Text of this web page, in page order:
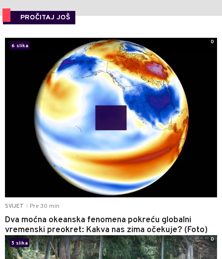
PROČITAJ JOŠ
SVIJET Pre 30 min
Dva moćna okeanska fenomena pokreću globalni
vremenski preokret: Kakva nas zima očekuje? (Foto)
6 slika
0
5 slika
0